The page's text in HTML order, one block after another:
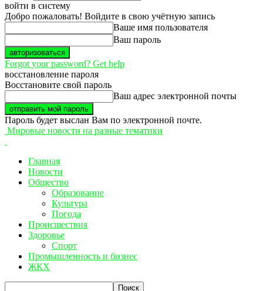
войти в систему
Добро пожаловать! Войдите в свою учётную запись
Ваше имя пользователя
Ваш пароль
Forgot your password? Get help
восстановление пароля
Восстановите свой пароль
Ваш адрес электронной почты
Пароль будет выслан Вам по электронной почте.
Мировые новости на разные тематики
Главная
Новости
Общество
Образование
Культура
Погода
Происшествия
Здоровье
Спорт
Промышленность и бизнес
ЖКХ